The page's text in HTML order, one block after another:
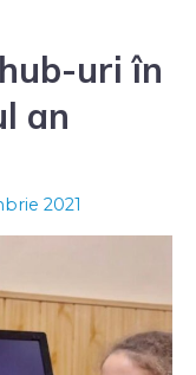
uri în
an
2021